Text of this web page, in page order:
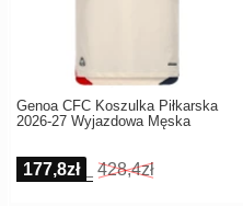
Genoa CFC Koszulka Piłkarska
2026-27 Wyjazdowa Męska
177,8zł 428,4zł